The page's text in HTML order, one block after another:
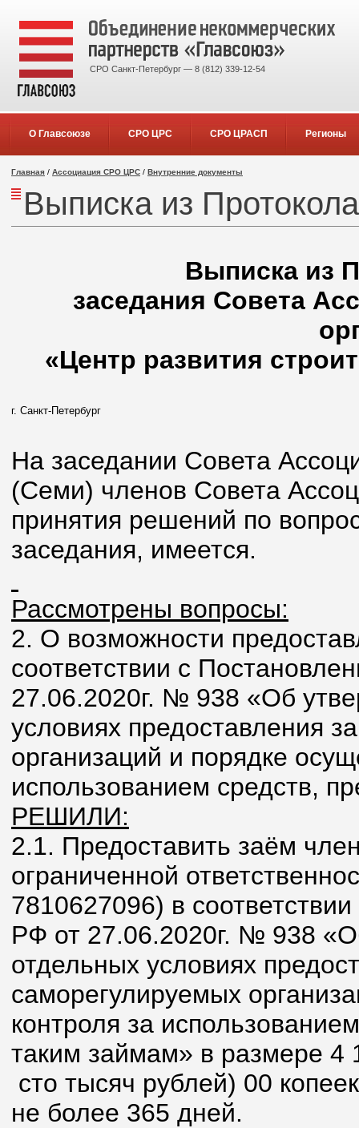
СРО Санкт-Петербург — 8 (812) 339-12-54
О Главсоюзе СРО ЦРС СРО ЦРАСП Регионы
Главная / Ассоциация СРО ЦРС / Внутренние документы
Выписка из
Выписка из
заседания Совета
«Центр развития
г. Санкт-Петербург
На заседании Совета
(Семи) членов Совета
принятия решений по
заседания, имеется.
Рассмотрены вопросы:
2. О возможности
соответствии с
27.06.2020г. № 938 «Об
условиях предоставления
организаций и порядке
использованием средств,
РЕШИЛИ:
2.1. Предоставить заём
ограниченной
7810627096) в
РФ от 27.06.2020г. № 938
отдельных условиях
саморегулируемых
контроля за
таким займам» в размере 4
сто тысяч рублей) 00
не более 365 дней.